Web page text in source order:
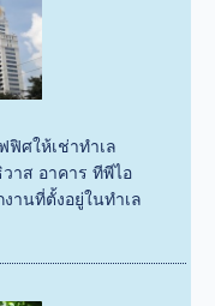
ฟิศให้เช่าทำเล
าส อาคาร ทีพีไอ
งานที่ตั้งอยู่ในทำเล